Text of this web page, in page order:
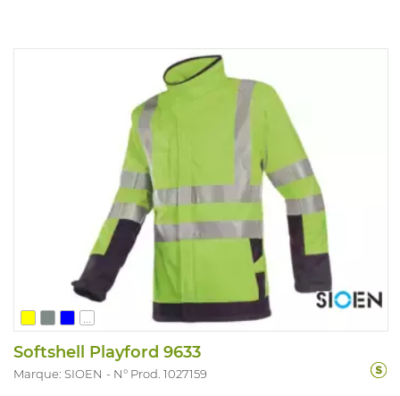
...
Softshell Playford 9633
Marque: SIOEN N° Prod. 1027159